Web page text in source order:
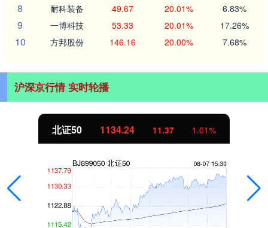
8 耐科装备 49.67 20.01% 6.83%
9 一博科技 53.33 20.01% 17.26%
10 方邦股份 146.16 20.00% 7.68%
沪深京行情 实时轮播
北证50 1134.24 11.37 1.01%